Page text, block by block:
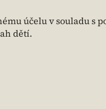
účelu v souladu s
dětí.